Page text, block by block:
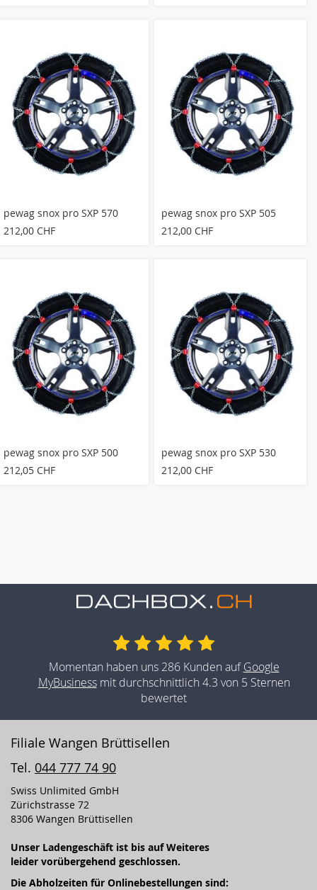
pewag snox pro SXP 570
212,00 CHF
pewag snox pro SXP 505
212,00 CHF
pewag snox pro SXP 500
212,05 CHF
pewag snox pro SXP 530
212,00 CHF
Momentan haben uns 286 Kunden aufGoogle
MyBusinessmit durchschnittlich 4.3 von 5 Sternen
bewertet
Filiale Wangen Brüttisellen
Tel. 044 777 74 90
Swiss Unlimited GmbH
Zürichstrasse 72
8306 Wangen Brüttisellen
Unser Ladengeschäft ist bis auf Weiteres
leider vorübergehend geschlossen.
Die Abholzeiten für Onlinebestellungen sind: